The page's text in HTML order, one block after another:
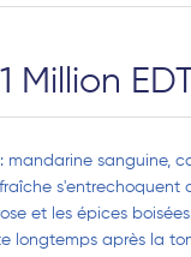
Million
mandarine sanguine,
et les épices
longtemps après la